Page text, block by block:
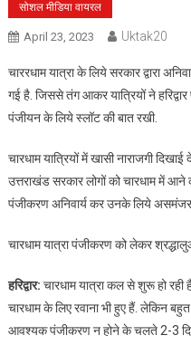
सोशल मीडिया वायरल
April 23, 2023 Uktak20
चाररधाम यात्रा के लिये सरकार द्वारा
गई है. जिससे तंग आकर यात्रियों ने हरिद्वार
पंजीयन के लिये स्लॉट की बात रखी.
चारधाम यात्रियों में खासी नाराजगी
उत्तराखंड सरकार लोगों को चारधाम में आने
पंजीकरण अनिवार्य कर उनके लिये असमंजस
चारधाम यात्रा पंजीकरण को लेकर
हरिद्वार: चारधाम यात्रा कल से शुरू हो
चारधाम के लिए रवाना भी हुए हैं. लेकिन
आवश्यक पंजीकरण न होने के चलते 2-3